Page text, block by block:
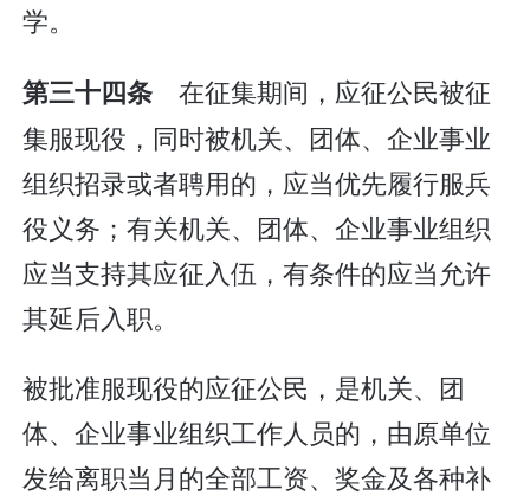
学。
第三十四条 在征集期间，应征公民被征
集服现役，同时被机关、团体、企业事业
组织招录或者聘用的，应当优先履行服兵
役义务；有关机关、团体、企业事业组织
应当支持其应征入伍，有条件的应当允许
其延后入职。
被批准服现役的应征公民，是机关、团
体、企业事业组织工作人员的，由原单位
发给离职当月的全部工资、奖金及各种补